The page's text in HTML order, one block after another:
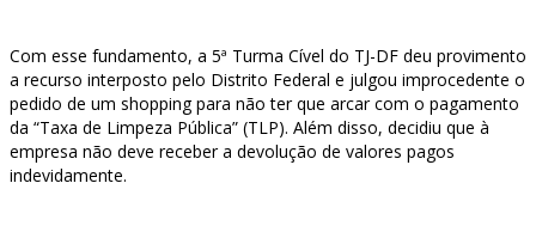
Com esse fundamento, a 5ª Turma Cível do TJ-DF deu provimento
a recurso interposto pelo Distrito Federal e julgou improcedente o
pedido de um shopping para não ter que arcar com o pagamento
da “Taxa de Limpeza Pública” (TLP). Além disso, decidiu que à
empresa não deve receber a devolução de valores pagos
indevidamente.